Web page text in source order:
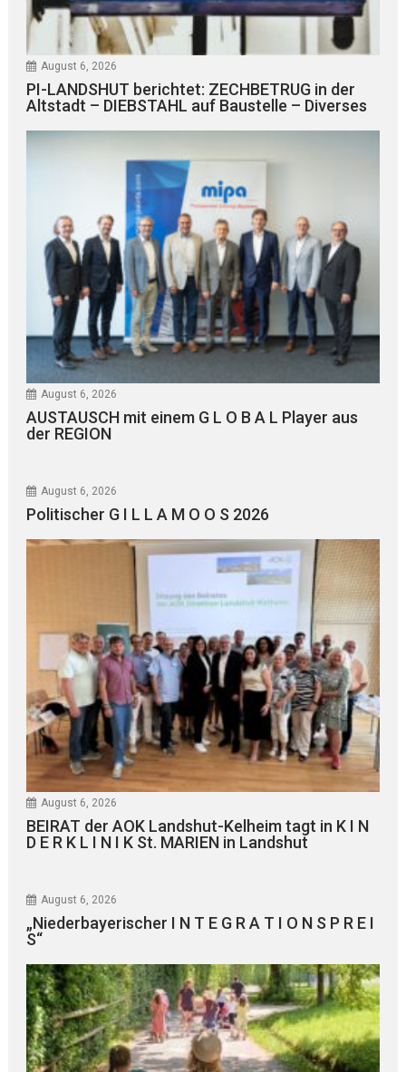
August 6, 2026
PI-LANDSHUT berichtet: ZECHBETRUG in der
Altstadt – DIEBSTAHL auf Baustelle – Diverses
August 6, 2026
AUSTAUSCH mit einem G L O B A L Player aus
der REGION
August 6, 2026
Politischer G I L L A M O O S 2026
August 6, 2026
BEIRAT der AOK Landshut-Kelheim tagt in K I N
D E R K L I N I K St. MARIEN in Landshut
August 6, 2026
„Niederbayerischer I N T E G R A T I O N S P R E I
S“